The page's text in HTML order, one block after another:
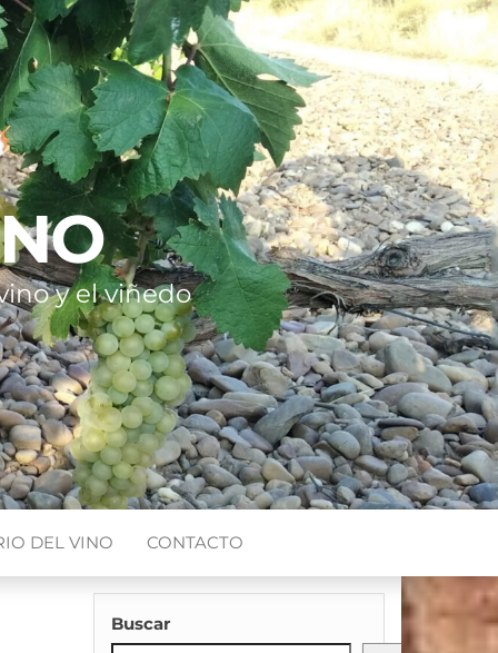
y el viñedo
DEL VINO CONTACTO
Buscar